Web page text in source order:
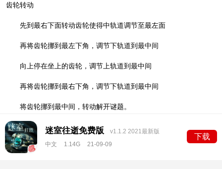
齿轮转动
先到最右下面转动齿轮使得中轨道调节至最左面
再将齿轮挪到最左下角，调节下轨道到最中间
向上停在坐上的齿轮，调节上轨道到最中间
再将齿轮挪到最右下角，调节下轨道到最中间
将齿轮挪到最中间，转动解开谜题。
迷室往逝免费版
v1.1.2 2021最新版
中文
1.14G 21-09-09
下载